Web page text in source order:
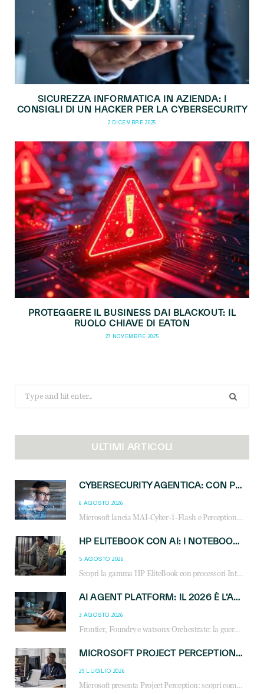
SICUREZZA INFORMATICA IN AZIENDA: I
CONSIGLI DI UN HACKER PER LA CYBERSECURITY
2 DICEMBRE 2025
PROTEGGERE IL BUSINESS DAI BLACKOUT: IL
RUOLO CHIAVE DI EATON
27 NOVEMBRE 2025
Search
for:
ULTIMI ARTICOLI
CYBERSECURITY AGENTICA: CON PERCEPTION E MAI-CYBER-1-FLASH MICROSOFT APRE NUOVI SERVIZI PER IL CANALE
6 AGOSTO 2026
Microsoft lancia MAI-Cyber-1-Flash e Perception: cybersecurity agentica in preview dal 3 novembre. Cosa cambia per MSP, system integrator e reseller.
HP ELITEBOOK CON AI: I NOTEBOOK BUSINESS INTELLIGENTI CHE TRASFORMANO PRODUTTIVITÀ, SICUREZZA E LAVORO IBRIDO
5 AGOSTO 2026
Scopri la gamma HP EliteBook con processori Intel® Core™ Ultra e AMD Ryzen™ AI. Notebook business progettati per aumentare la produttività, migliorare la collaborazione e garantire sicurezza avanzata in ufficio e in mobilità.
AI AGENT PLATFORM: IL 2026 È L’ANNO DEL «SISTEMA OPERATIVO» PER GLI AGENTI AZIENDALI
3 AGOSTO 2026
Frontier, Foundry e watsonx Orchestrate: la guerra delle piattaforme AI agent ridisegna il mercato IT. Cosa cambia per reseller, MSP e system integrator.
MICROSOFT PROJECT PERCEPTION: COME GLI AGENTI AI CAMBIERANNO SOC, CYBERSECURITY E SERVIZI MSP
29 LUGLIO 2026
Microsoft presenta Project Perception: scopri come gli agenti AI possono trasformare cybersecurity, SOC e servizi gestiti degli MSP.